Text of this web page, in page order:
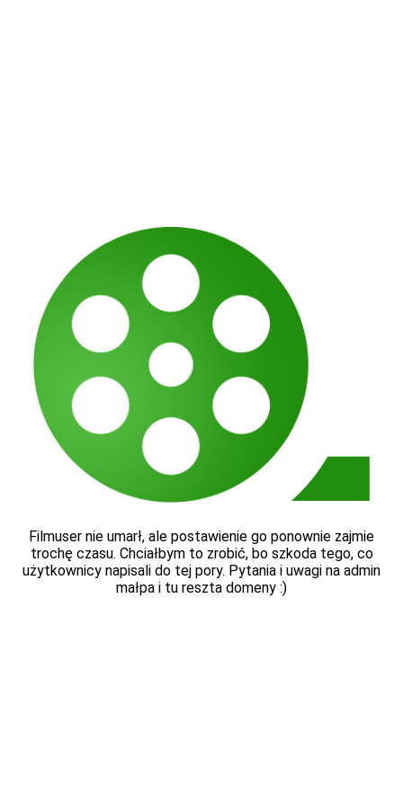
Filmuser nie umarł, ale postawienie go ponownie zajmie
trochę czasu. Chciałbym to zrobić, bo szkoda tego, co
użytkownicy napisali do tej pory. Pytania i uwagi na admin
małpa i tu reszta domeny :)